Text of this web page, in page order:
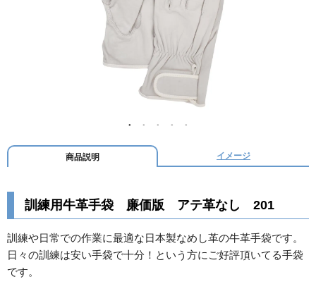
商品説明 イメージ
訓練用牛革手袋 廉価版 アテ革なし 201
訓練や日常での作業に最適な日本製なめし革の牛革手袋です。
日々の訓練は安い手袋で十分！という方にご好評頂いてる手袋
です。